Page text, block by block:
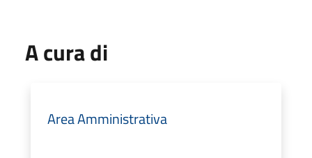
A cura di
Area Amministrativa